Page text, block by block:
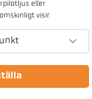
eller
visir